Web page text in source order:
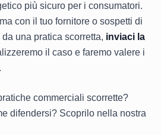
più sicuro per i consumatori.
con il tuo fornitore o sospetti di
una pratica scorretta, inviaci la
il caso e faremo valere i
commerciali scorrette?
difendersi? Scoprilo nella nostra